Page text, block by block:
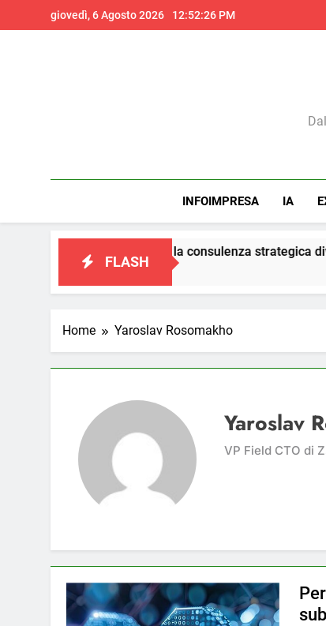
to
giovedì, 6 Agosto 2026 12:52:27 PM
INFOIMPRESA IA
FLASH
la consulenza strategica diventa il vero
Home Yaroslav Rosomakho
Yaroslav
VP Field CTO di